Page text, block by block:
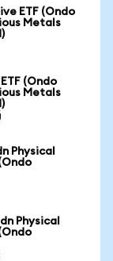
ETF (Ondo
Metals
(Ondo
Metals
Physical
Physical